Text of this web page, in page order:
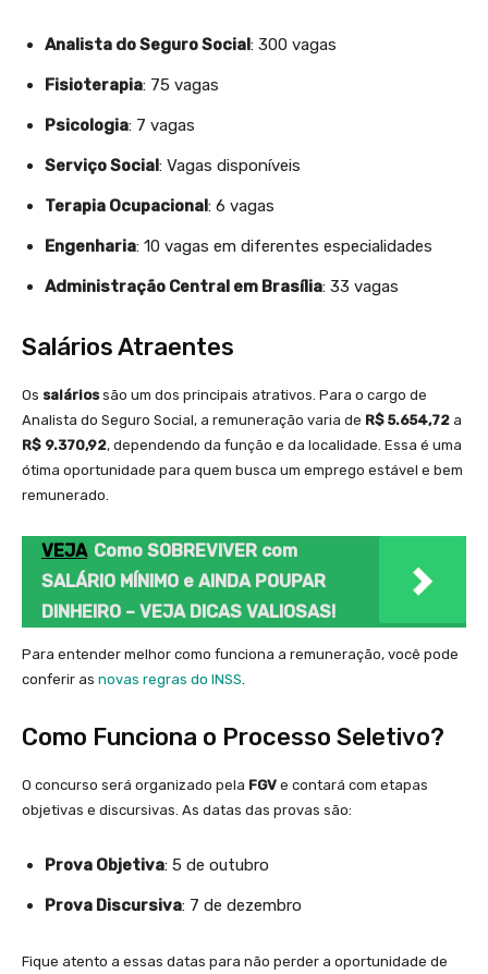
Analista do Seguro Social: 300 vagas
Fisioterapia: 75 vagas
Psicologia: 7 vagas
Serviço Social: Vagas disponíveis
Terapia Ocupacional: 6 vagas
Engenharia: 10 vagas em diferentes especialidades
Administração Central em Brasília: 33 vagas
Salários Atraentes
Os saláriossão um dos principais atrativos. Para o cargo de
Analista do Seguro Social, a remuneração varia de R$ 5.654,72 a
R$ 9.370,92, dependendo da função e da localidade. Essa é uma
ótima oportunidade para quem busca um emprego estável e bem
remunerado.
VEJA Como SOBREVIVER com
SALÁRIO MÍNIMO e AINDA POUPAR
DINHEIRO – VEJA DICAS VALIOSAS!
Para entender melhor como funciona a remuneração, você pode
conferir as novas regras do INSS.
Como Funciona o Processo Seletivo?
O concurso será organizado pela FGV e contará com etapas
objetivas e discursivas. As datas das provas são:
Prova Objetiva: 5 de outubro
Prova Discursiva: 7 de dezembro
Fique atento a essas datas para não perder a oportunidade de